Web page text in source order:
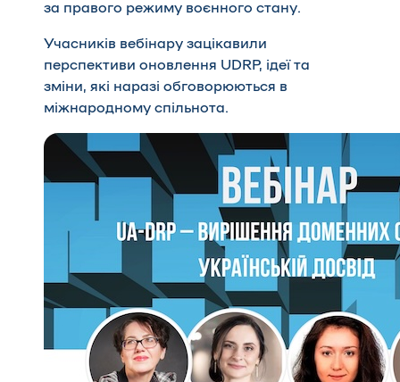
за правого режиму воєнного стану.
Учасників вебінару зацікавили
перспективи оновлення UDRP, ідеї та
зміни, які наразі обговорюються в
міжнародному спільнота.